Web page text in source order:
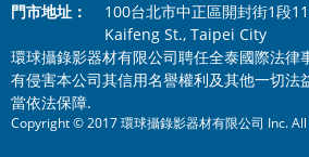
門市地址：
100台北市中正區開封街1段
Kaifeng St., Taipei City
環球攝錄影器材有限公司聘任全泰國際法律
有侵害本公司其信用名譽權利及其他一切法
當依法保障.
Copyright © 2017 環球攝錄影器材有限公司 Inc.